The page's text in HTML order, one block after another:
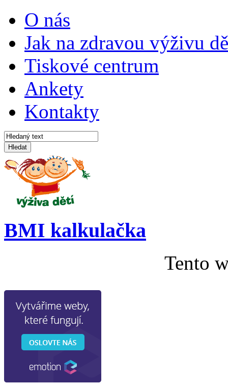
O nás
Jak na zdravou výživu
Tiskové centrum
Ankety
Kontakty
Hledat
BMI kalkulačka
Tento